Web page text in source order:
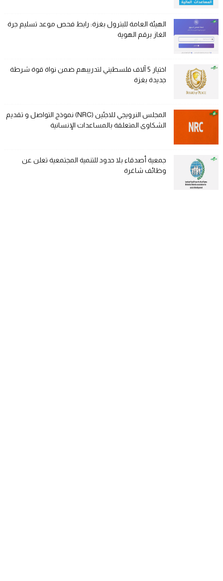
الهيئة العامة للبترول بغزة: رابط فحص موعد تسليم جرة
الغاز برقم الهوية
اختيار 5 آلاف فلسطيني لتدريبهم ضمن نواة قوة شرطة
جديدة بغزة
المجلس النرويجي للاجئين (NRC) نموذج التواصل و تقديم
الشكاوى المتعلقة بالمساعدات الإنسانية
جمعية أصدقاء بلا حدود للتنمية المجتمعية تعلن عن
وظائف شاغرة